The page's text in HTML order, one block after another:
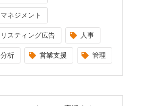
マネジメント
リスティング広告 人事
分析 営業支援 管理